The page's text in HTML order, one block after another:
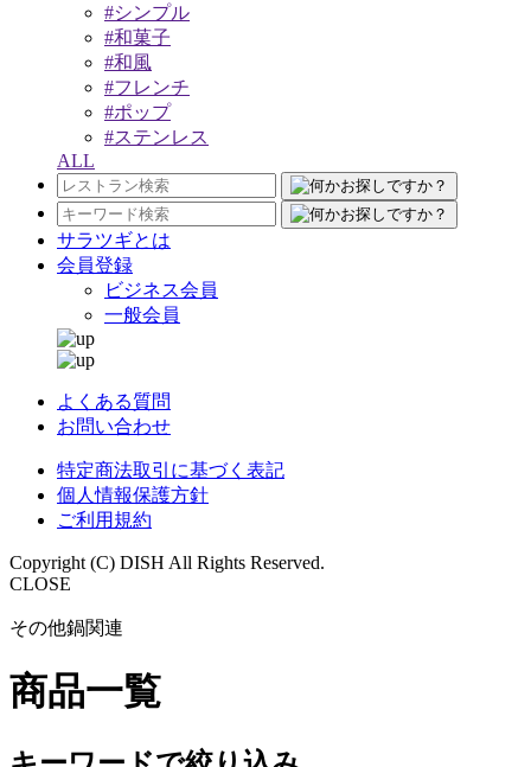
#シンプル
#和菓子
#和風
#フレンチ
#ポップ
#ステンレス
ALL
サラツギとは
会員登録
ビジネス会員
一般会員
よくある質問
お問い合わせ
特定商法取引に基づく表記
個人情報保護方針
ご利用規約
Copyright (C) DISH All Rights Reserved.
CLOSE
その他鍋関連
商品一覧